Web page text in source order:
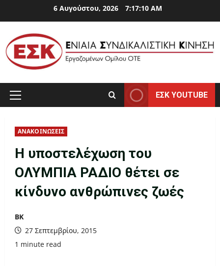
to
content
6 Αυγούστου, 2026 7:17:10 AM
Primary
ΕΣΚ YOUTUBE
ΑΝΑΚΟΙΝΩΣΕΙΣ
Η υποστελέχωση του
ΟΛΥΜΠΙΑ ΡΑΔΙΟ θέτει σε
κίνδυνο ανθρώπινες ζωές
ΒΚ
27 Σεπτεμβρίου, 2015
1 minute read